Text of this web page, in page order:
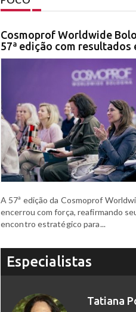
Cosmoprof Worldwide
57ª edição com resultados
A 57ª edição da Cosmoprof
encerrou com força, reafirmando
encontro estratégico para...
Especialistas
Tatiana